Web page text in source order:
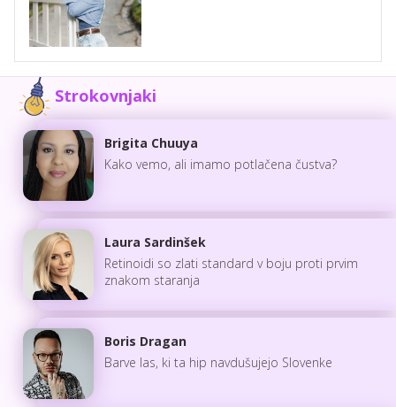
Strokovnjaki
Brigita Chuuya
Kako vemo, ali imamo potlačena čustva?
Laura Sardinšek
Retinoidi so zlati standard v boju proti prvim
znakom staranja
Boris Dragan
Barve las, ki ta hip navdušujejo Slovenke